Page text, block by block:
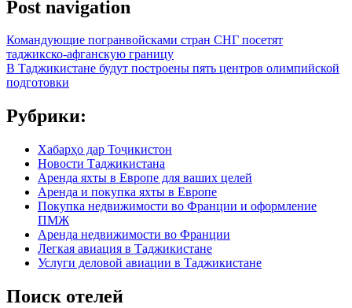
Post navigation
Командующие погранвойсками стран СНГ посетят
таджикско-афганскую границу
В Таджикистане будут построены пять центров олимпийской
подготовки
Рубрики:
Хабарҳо дар Тоҷикистон
Новости Таджикистана
Аренда яхты в Европе для ваших целей
Аренда и покупка яхты в Европе
Покупка недвижимости во Франции и оформление
ПМЖ
Аренда недвижимости во Франции
Легкая авиация в Таджикистане
Услуги деловой авиации в Таджикистане
Поиск отелей